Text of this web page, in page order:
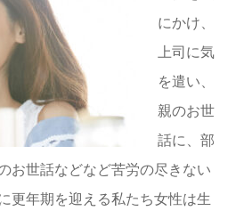
にかけ、
上司に気
を遣い、
親のお世
話に、部
お世話などなど苦労の尽きない
更年期を迎える私たち女性は生